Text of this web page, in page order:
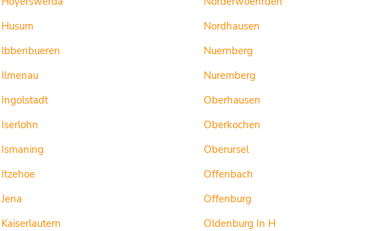
Husum
Ibbenbueren
Ilmenau
Ingolstadt
Iserlohn
Ismaning
Itzehoe
Jena
Kaiserlautern
Nordhausen
Nuernberg
Nuremberg
Oberhausen
Oberkochen
Oberursel
Offenbach
Offenburg
Oldenburg In H